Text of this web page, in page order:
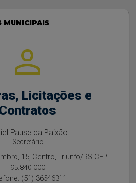
MUNICIPAIS
person
Licitações e
Contratos
Pause da Paixão
Secretário
15, Centro, Triunfo/RS CEP
95.840-000
(51) 36546311